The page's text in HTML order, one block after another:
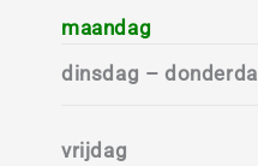
maandag
dinsdag –
vrijdag